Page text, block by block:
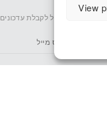
View
אימייל לקבלת עדכונים